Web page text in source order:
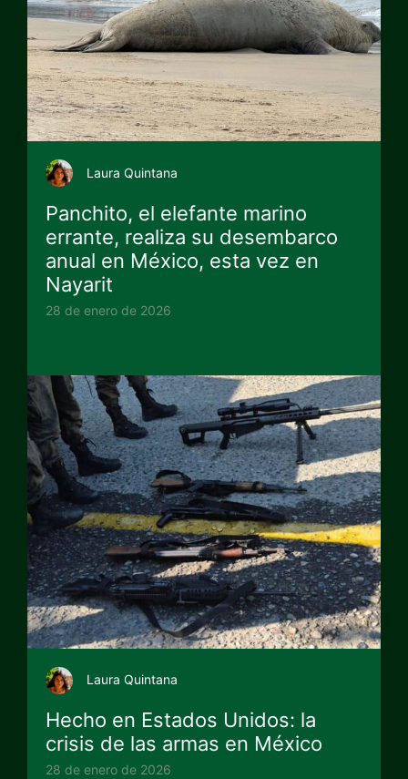
Laura Quintana
Panchito, el elefante marino
errante, realiza su desembarco
anual en México, esta vez en
Nayarit
28 de enero de 2026
Laura Quintana
Hecho en Estados Unidos: la
crisis de las armas en México
28 de enero de 2026